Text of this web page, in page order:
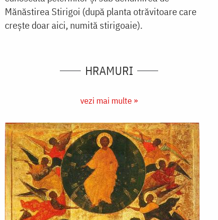
Mănăstirea Stirigoi (după planta otrăvitoare care
crește doar aici, numită stirigoaie).
HRAMURI
vezi mai multe »